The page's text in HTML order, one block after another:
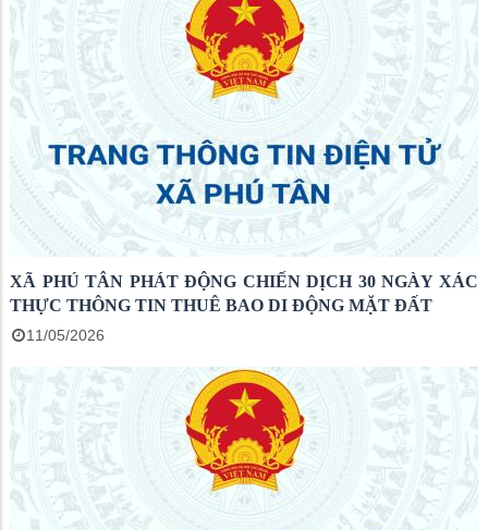
XÃ PHÚ TÂN PHÁT ĐỘNG CHIẾN DỊCH 30 NGÀY XÁC
THỰC THÔNG TIN THUÊ BAO DI ĐỘNG MẶT ĐẤT
11/05/2026